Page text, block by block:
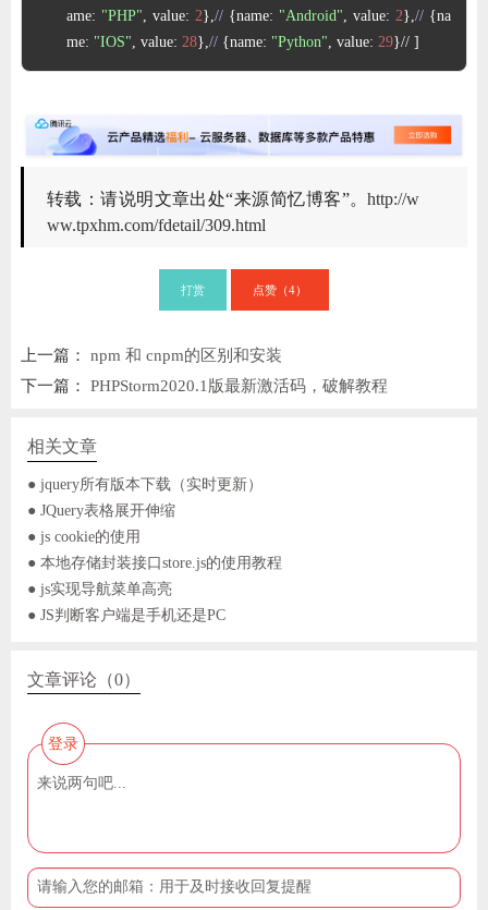
ame: "PHP", value: 2},// {name: "Android", value: 2},// {na
me: "IOS", value: 28},// {name: "Python", value: 29}// ]
转载：请说明文章出处“来源简忆博客”。http://w
ww.tpxhm.com/fdetail/309.html
打赏 点赞（4）
上一篇：npm 和 cnpm的区别和安装
下一篇：PHPStorm2020.1版最新激活码，破解教程
相关文章
● jquery所有版本下载（实时更新）
● JQuery表格展开伸缩
● js cookie的使用
● 本地存储封装接口store.js的使用教程
● js实现导航菜单高亮
● JS判断客户端是手机还是PC
文章评论（0）
登录